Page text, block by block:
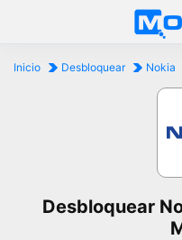
Inicio Desbloquear Nokia
Desbloquear